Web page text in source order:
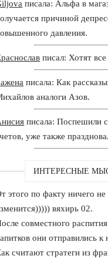
писала: Альфа в
причиной
давления.
писал: Хотят
писала: Как
аналоги Азов.
писала: Поспешили
уже также
ИНТЕРЕСНЫЕ
этого по факту ничего не
вяхирь 02.
совместного
они отправились к
считают стратеги из